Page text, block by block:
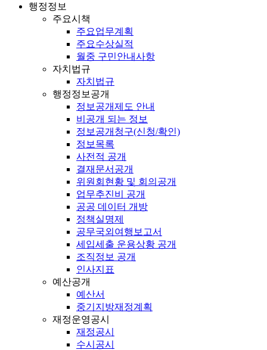
행정정보
주요시책
주요업무계획
주요수상실적
월중 구민안내사항
자치법규
자치법규
행정정보공개
정보공개제도 안내
비공개 되는 정보
정보공개청구(신청/확인)
정보목록
사전적 공개
결재문서공개
위원회현황 및 회의공개
업무추진비 공개
공공 데이터 개방
정책실명제
공무국외여행보고서
세입세출 운용상황 공개
조직정보 공개
인사지표
예산공개
예산서
중기지방재정계획
재정운영공시
재정공시
수시공시